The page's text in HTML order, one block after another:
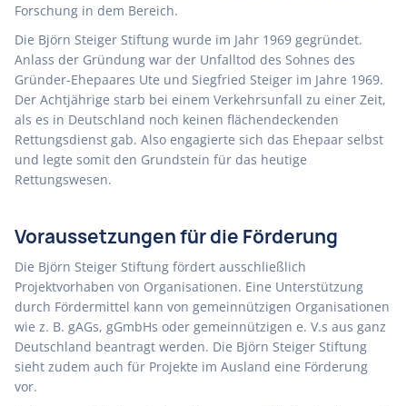
Forschung in dem Bereich.
Die Björn Steiger Stiftung wurde im Jahr 1969 gegründet.
Anlass der Gründung war der Unfalltod des Sohnes des
Gründer-Ehepaares Ute und Siegfried Steiger im Jahre 1969.
Der Achtjährige starb bei einem Verkehrsunfall zu einer Zeit,
als es in Deutschland noch keinen flächendeckenden
Rettungsdienst gab. Also engagierte sich das Ehepaar selbst
und legte somit den Grundstein für das heutige
Rettungswesen.
Voraussetzungen für die Förderung
Die Björn Steiger Stiftung fördert ausschließlich
Projektvorhaben von Organisationen. Eine Unterstützung
durch Fördermittel kann von gemeinnützigen Organisationen
wie z. B. gAGs, gGmbHs oder gemeinnützigen e. V.s aus ganz
Deutschland beantragt werden. Die Björn Steiger Stiftung
sieht zudem auch für Projekte im Ausland eine Förderung
vor.